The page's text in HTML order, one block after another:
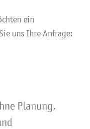
ein
uns Ihre Anfrage:
Planung,